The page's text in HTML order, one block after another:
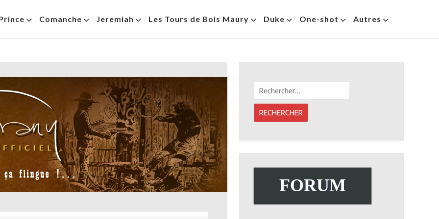
Comanche Jeremiah Les Tours de Bois Maury Duke One-shot Autres
FORUM